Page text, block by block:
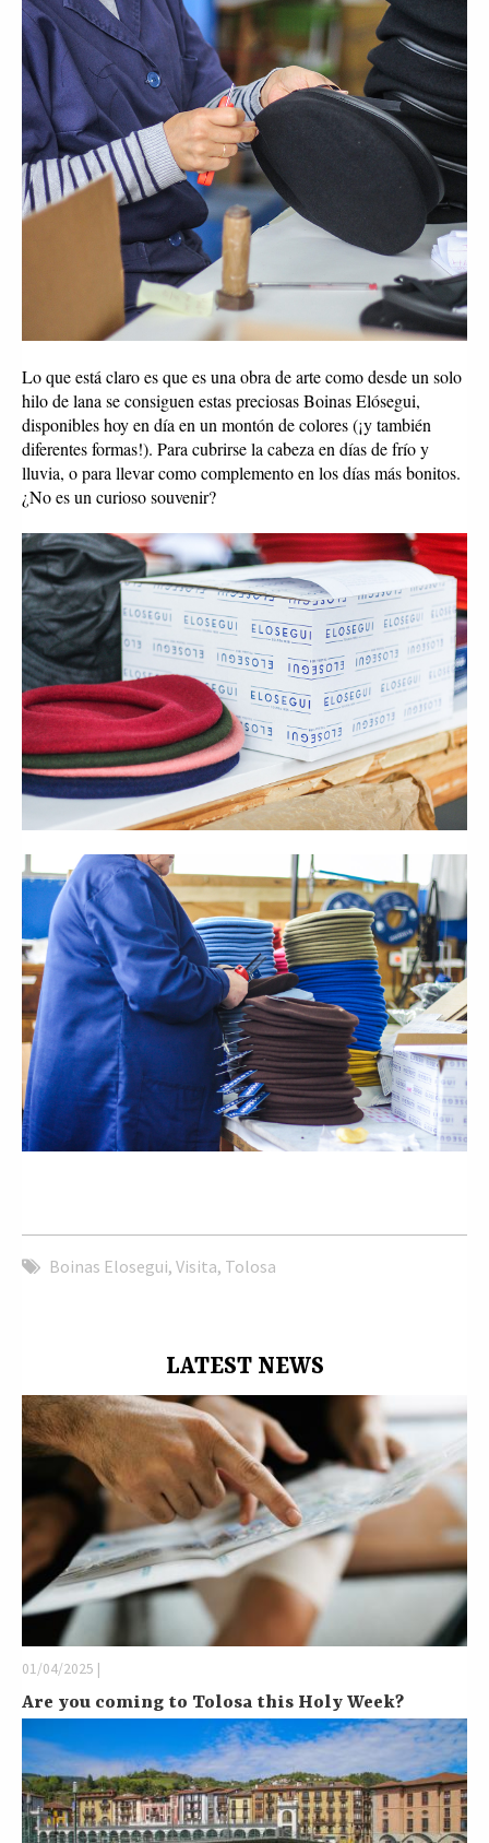
Lo que está claro es que es una obra de arte como desde un solo
hilo de lana se consiguen estas preciosas Boinas Elósegui,
disponibles hoy en día en un montón de colores (¡y también
diferentes formas!). Para cubrirse la cabeza en días de frío y
lluvia, o para llevar como complemento en los días más bonitos.
¿No es un curioso souvenir?
Boinas Elosegui, Visita, Tolosa
LATEST NEWS
01/04/2025 |
Are you coming to Tolosa this Holy Week?